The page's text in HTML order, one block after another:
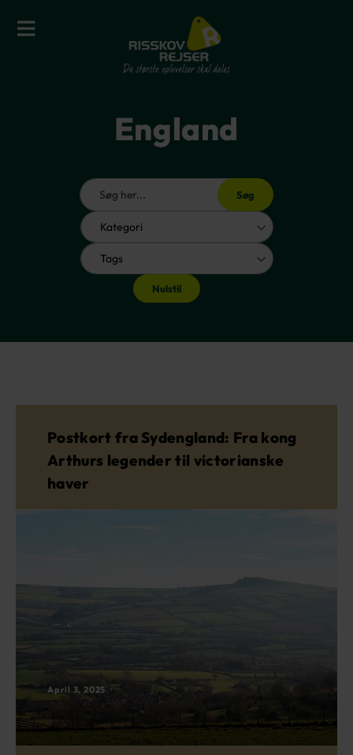
England
Søg
Nulstil
Postkort fra Sydengland: Fra kong
Arthurs legender til victorianske
haver
April 3, 2025